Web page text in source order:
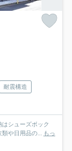
耐震構造
はシューズボック
や日用品の... もっ